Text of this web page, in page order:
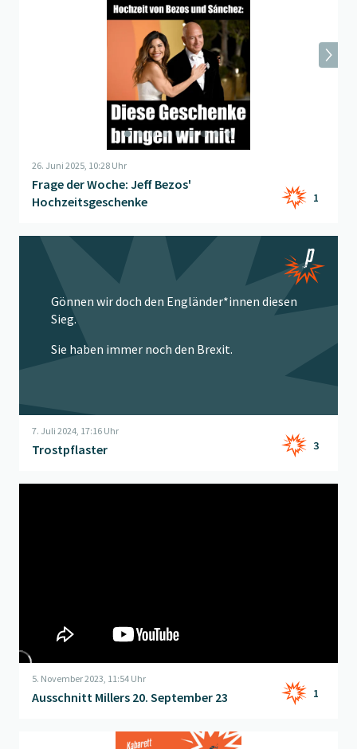
26. Juni 2025, 10:28 Uhr
Frage der Woche: Jeff Bezos'
Hochzeitsgeschenke
1
Gönnen wir doch den Engländer*innen diesen
Sieg.
Sie haben immer noch den Brexit.
7. Juli 2024, 17:16 Uhr
Trostpflaster 3
5. November 2023, 11:54 Uhr
Ausschnitt Millers 20. September 23 1
Petarde LIVE an den Oltner Kabarett-Tagen